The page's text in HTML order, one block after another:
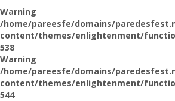
Warning
/home/pareesfe/domains/
content/themes/enlightenment/
538
Warning
/home/pareesfe/domains/
content/themes/enlightenment/
544